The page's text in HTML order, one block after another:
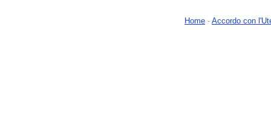
Home - Accordo con